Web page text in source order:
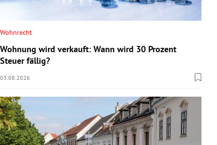
Wohnrecht
Wohnung wird verkauft: Wann wird 30 Prozent
Steuer fällig?
03.08.2026